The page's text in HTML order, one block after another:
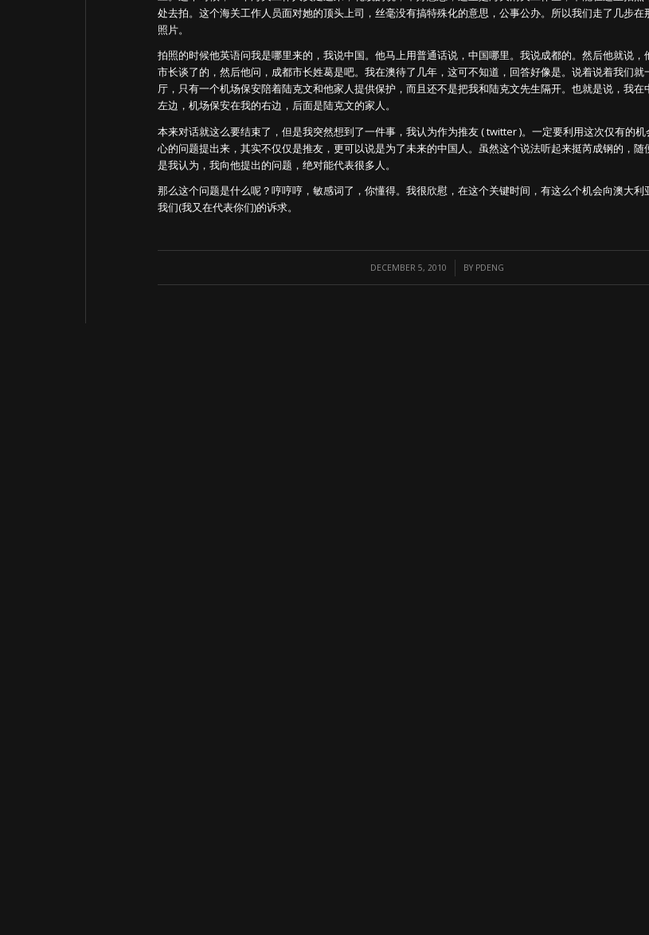
处去拍。这个海关工作人员面对她的顶头上司，丝毫没有搞特殊化的意思，公事公办。所以我们走了几步在
照片。
拍照的时候他英语问我是哪里来的，我说中国。他马上用普通话说，中国哪里。我说成都的。然后他就说，
市长谈了的，然后他问，成都市长姓葛是吧。我在澳待了几年，这可不知道，回答好像是。说着说着我们就
厅，只有一个机场保安陪着陆克文和他家人提供保护，而且还不是把我和陆克文先生隔开。也就是说，我在
左边，机场保安在我的右边，后面是陆克文的家人。
本来对话就这么要结束了，但是我突然想到了一件事，我认为作为推友 ( twitter )。一定要利用这次仅有的
心的问题提出来，其实不仅仅是推友，更可以说是为了未来的中国人。虽然这个说法听起来挺芮成钢的，随
是我认为，我向他提出的问题，绝对能代表很多人。
那么这个问题是什么呢？哼哼哼，敏感词了，你懂得。我很欣慰，在这个关键时间，有这么个机会向澳大利
我们(我又在代表你们)的诉求。
DECEMBER 5, 2010
/ BY PDENG